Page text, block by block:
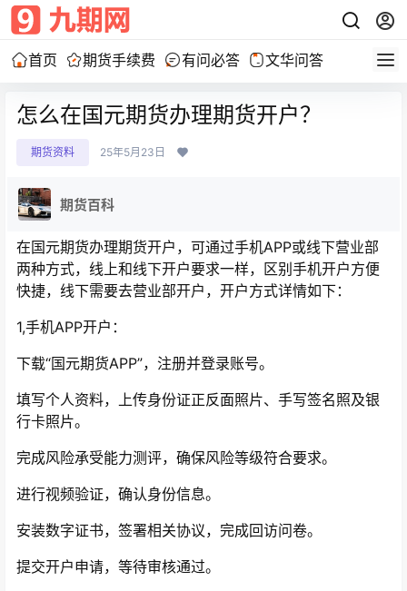
首页 期货手续费 有问必答 文华问答
怎么在国元期货办理期货开户？
期货资料 25年5月23日
期货百科
在国元期货办理期货开户，可通过手机APP或线下营业部
两种方式，线上和线下开户要求一样，区别手机开户方便
快捷，线下需要去营业部开户，开户方式详情如下：
1,手机APP开户：
下载“国元期货APP”，注册并登录账号。
填写个人资料，上传身份证正反面照片、手写签名照及银
行卡照片。
完成风险承受能力测评，确保风险等级符合要求。
进行视频验证，确认身份信息。
安装数字证书，签署相关协议，完成回访问卷。
提交开户申请，等待审核通过。